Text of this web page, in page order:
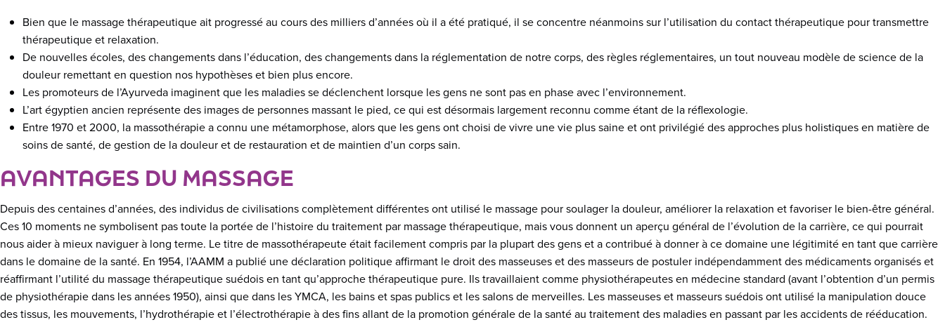
Bien que le massage thérapeutique ait progressé au cours des milliers d’années où il a été pratiqué, il se concentre néanmoins sur l’utilisation du contact thérapeutique pour transmettre
thérapeutique et relaxation.
De nouvelles écoles, des changements dans l’éducation, des changements dans la réglementation de notre corps, des règles réglementaires, un tout nouveau modèle de science de la
douleur remettant en question nos hypothèses et bien plus encore.
Les promoteurs de l’Ayurveda imaginent que les maladies se déclenchent lorsque les gens ne sont pas en phase avec l’environnement.
L’art égyptien ancien représente des images de personnes massant le pied, ce qui est désormais largement reconnu comme étant de la réflexologie.
Entre 1970 et 2000, la massothérapie a connu une métamorphose, alors que les gens ont choisi de vivre une vie plus saine et ont privilégié des approches plus holistiques en matière de
soins de santé, de gestion de la douleur et de restauration et de maintien d’un corps sain.
AVANTAGES DU MASSAGE
Depuis des centaines d’années, des individus de civilisations complètement différentes ont utilisé le massage pour soulager la douleur, améliorer la relaxation et favoriser le bien-être général.
Ces 10 moments ne symbolisent pas toute la portée de l’histoire du traitement par massage thérapeutique, mais vous donnent un aperçu général de l’évolution de la carrière, ce qui pourrait
nous aider à mieux naviguer à long terme. Le titre de massothérapeute était facilement compris par la plupart des gens et a contribué à donner à ce domaine une légitimité en tant que carrière
dans le domaine de la santé. En 1954, l’AAMM a publié une déclaration politique affirmant le droit des masseuses et des masseurs de postuler indépendamment des médicaments organisés et
réaffirmant l’utilité du massage thérapeutique suédois en tant qu’approche thérapeutique pure. Ils travaillaient comme physiothérapeutes en médecine standard (avant l’obtention d’un permis
de physiothérapie dans les années 1950), ainsi que dans les YMCA, les bains et spas publics et les salons de merveilles. Les masseuses et masseurs suédois ont utilisé la manipulation douce
des tissus, les mouvements, l’hydrothérapie et l’électrothérapie à des fins allant de la promotion générale de la santé au traitement des maladies en passant par les accidents de rééducation.